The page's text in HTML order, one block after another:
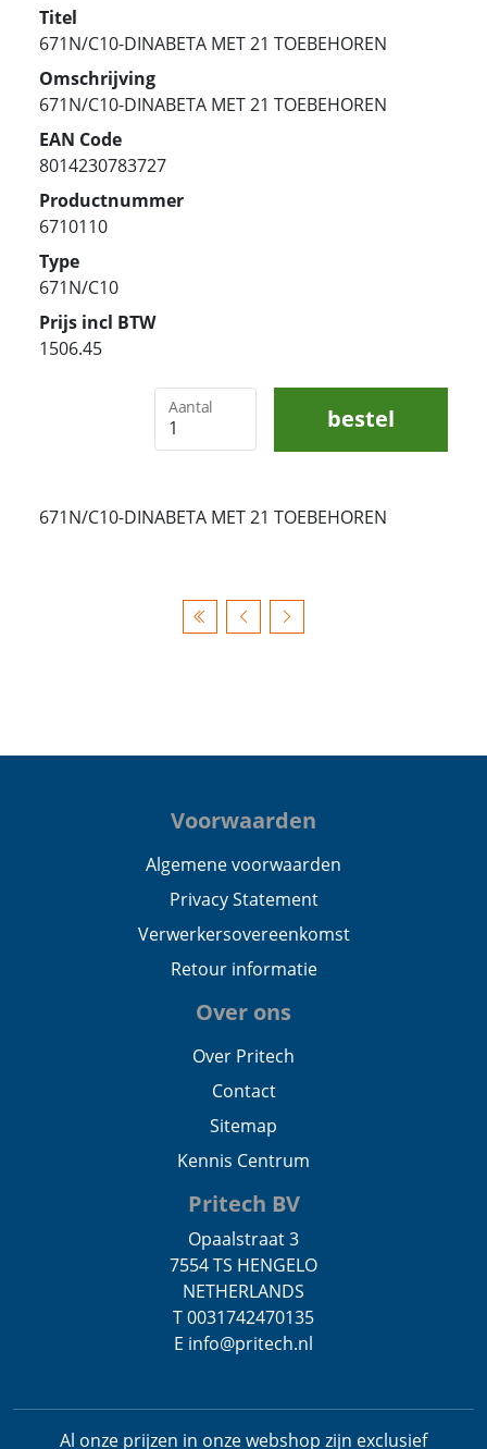
Titel
671N/C10-DINABETA MET 21 TOEBEHOREN
Omschrijving
671N/C10-DINABETA MET 21 TOEBEHOREN
EAN Code
8014230783727
Productnummer
6710110
Type
671N/C10
Prijs incl BTW
1506.45
Aantal bestel
671N/C10-DINABETA MET 21 TOEBEHOREN
Voorwaarden
Algemene voorwaarden
Privacy Statement
Verwerkersovereenkomst
Retour informatie
Over ons
Over Pritech
Contact
Sitemap
Kennis Centrum
Pritech BV
Opaalstraat 3
7554 TS HENGELO
NETHERLANDS
T 0031742470135
E info@pritech.nl
Al onze prijzen in onze webshop zijn exclusief